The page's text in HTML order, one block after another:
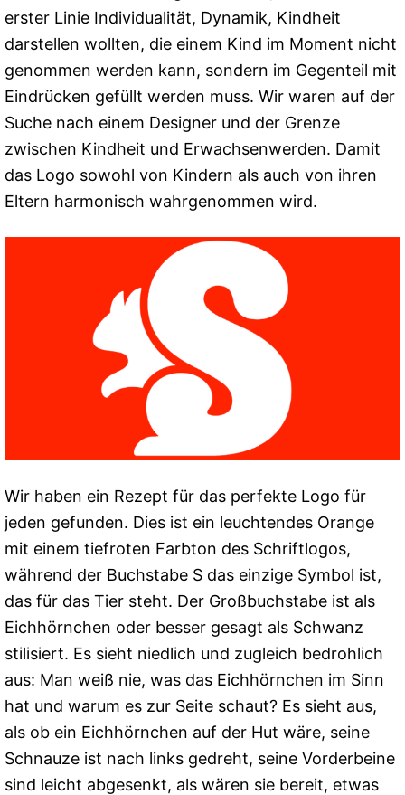
erster Linie Individualität, Dynamik, Kindheit
darstellen wollten, die einem Kind im Moment nicht
genommen werden kann, sondern im Gegenteil mit
Eindrücken gefüllt werden muss. Wir waren auf der
Suche nach einem Designer und der Grenze
zwischen Kindheit und Erwachsenwerden. Damit
das Logo sowohl von Kindern als auch von ihren
Eltern harmonisch wahrgenommen wird.
Wir haben ein Rezept für das perfekte Logo für
jeden gefunden. Dies ist ein leuchtendes Orange
mit einem tiefroten Farbton des Schriftlogos,
während der Buchstabe S das einzige Symbol ist,
das für das Tier steht. Der Großbuchstabe ist als
Eichhörnchen oder besser gesagt als Schwanz
stilisiert. Es sieht niedlich und zugleich bedrohlich
aus: Man weiß nie, was das Eichhörnchen im Sinn
hat und warum es zur Seite schaut? Es sieht aus,
als ob ein Eichhörnchen auf der Hut wäre, seine
Schnauze ist nach links gedreht, seine Vorderbeine
sind leicht abgesenkt, als wären sie bereit, etwas